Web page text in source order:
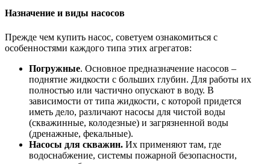
Назначение и виды насосов
Прежде чем купить насос, советуем ознакомиться с
особенностями каждого типа этих агрегатов:
Погружные. Основное предназначение насосов –
поднятие жидкости с больших глубин. Для работы их
полностью или частично опускают в воду. В
зависимости от типа жидкости, с которой придется
иметь дело, различают насосы для чистой воды
(скважинные, колодезные) и загрязненной воды
(дренажные, фекальные).
Насосы для скважин. Их применяют там, где
водоснабжение, системы пожарной безопасности,